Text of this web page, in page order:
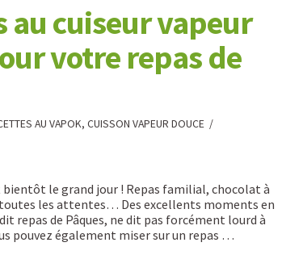
au cuiseur vapeur
votre repas de
AU VAPOK, CUISSON VAPEUR DOUCE
bientôt le grand jour ! Repas familial, chocolat à
les attentes… Des excellents moments en
repas de Pâques, ne dit pas forcément lourd à
pouvez également miser sur un repas …